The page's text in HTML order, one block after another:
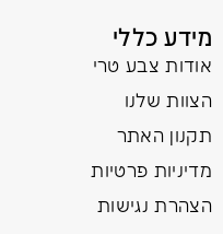
מידע כללי
אודות צבע טרי
הצוות שלנו
תקנון האתר
מדיניות פרטיות
הצהרת נגישות